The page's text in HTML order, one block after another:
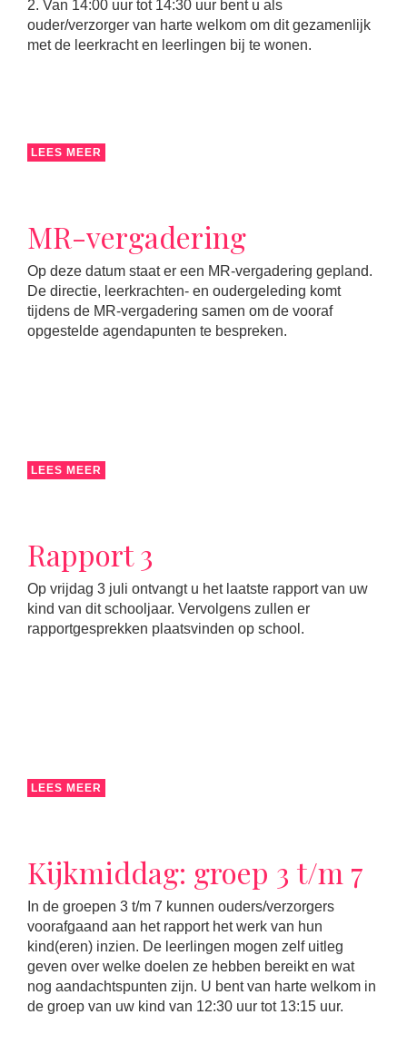
2. Van 14:00 uur tot 14:30 uur bent u als
ouder/verzorger van harte welkom om dit gezamenlijk
met de leerkracht en leerlingen bij te wonen.
LEES MEER
MR-vergadering
Op deze datum staat er een MR-vergadering gepland.
De directie, leerkrachten- en oudergeleding komt
tijdens de MR-vergadering samen om de vooraf
opgestelde agendapunten te bespreken.
LEES MEER
Rapport 3
Op vrijdag 3 juli ontvangt u het laatste rapport van uw
kind van dit schooljaar. Vervolgens zullen er
rapportgesprekken plaatsvinden op school.
LEES MEER
Kijkmiddag: groep 3 t/m 7
In de groepen 3 t/m 7 kunnen ouders/verzorgers
voorafgaand aan het rapport het werk van hun
kind(eren) inzien. De leerlingen mogen zelf uitleg
geven over welke doelen ze hebben bereikt en wat
nog aandachtspunten zijn. U bent van harte welkom in
de groep van uw kind van 12:30 uur tot 13:15 uur.